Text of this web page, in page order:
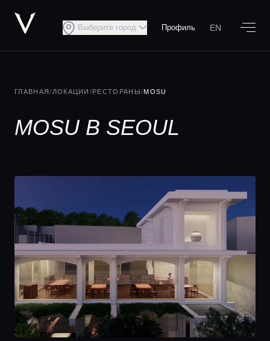
Выберите город Профиль EN
ГЛАВНАЯ/ ЛОКАЦИИ /РЕСТОРАНЫ/MOSU
MOSU В SEOUL